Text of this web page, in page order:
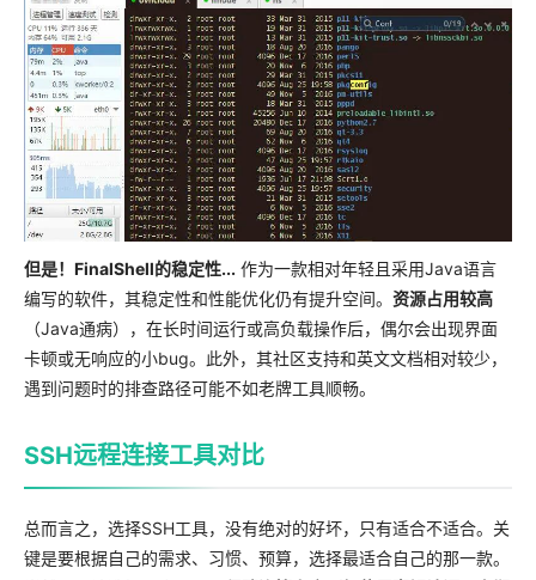
但是！FinalShell的稳定性... 作为一款相对年轻且采用Java语言
编写的软件，其稳定性和性能优化仍有提升空间。 资源占用较高
（Java通病），在长时间运行或高负载操作后，偶尔会出现界面
卡顿或无响应的小bug。此外，其社区支持和英文文档相对较少，
遇到问题时的排查路径可能不如老牌工具顺畅。
SSH远程连接工具对比
总而言之，选择SSH工具，没有绝对的好坏，只有适合不适合。关
键是要根据自己的需求、习惯、预算，选择最适合自己的那一款。